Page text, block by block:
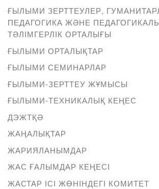
ҒЫЛЫМИ ЗЕРТТЕУЛЕР,
ПЕДАГОГИКА ЖӘНЕ
ТӘЛІМГЕРЛІК ОРТАЛЫҒЫ
ҒЫЛЫМИ ОРТАЛЫҚТАР
ҒЫЛЫМИ СЕМИНАРЛАР
ҒЫЛЫМИ-ЗЕРТТЕУ ЖҰМЫСЫ
ҒЫЛЫМИ-ТЕХНИКАЛЫҚ КЕҢЕС
ДЭЖТҚӘ
ЖАҢАЛЫҚТАР
ЖАРИЯЛАНЫМДАР
ЖАС ҒАЛЫМДАР КЕҢЕСІ
ЖАСТАР ІСІ ЖӨНІНДЕГІ КОМИТЕТ